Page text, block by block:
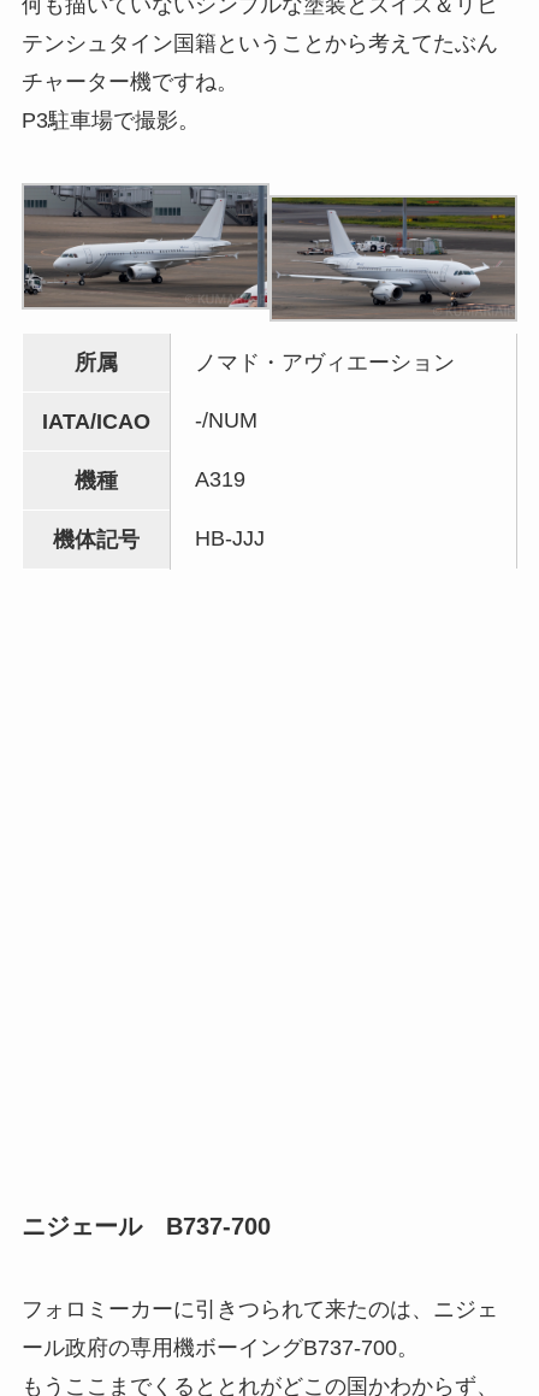
何も描いていないシンプルな塗装とスイス＆リヒ
テンシュタイン国籍ということから考えてたぶん
チャーター機ですね。
P3駐車場で撮影。
所属 ノマド・アヴィエーション
IATA/ICAO -/NUM
機種 A319
機体記号 HB-JJJ
ニジェール B737-700
フォロミーカーに引きつられて来たのは、ニジェ
ール政府の専用機ボーイングB737-700。
もうここまでくるととれがどこの国かわからず、